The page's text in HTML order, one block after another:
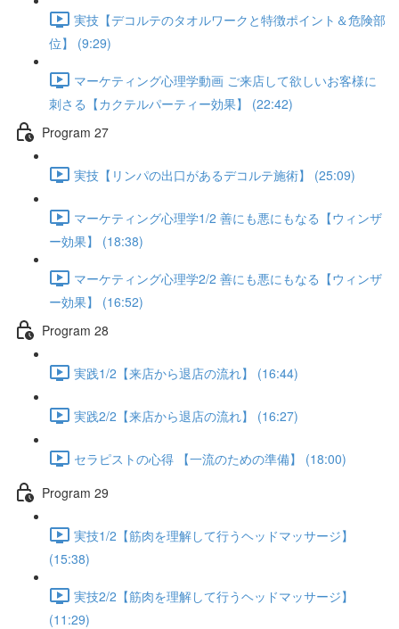
実技【デコルテのタオルワークと特徴ポイント＆危険部
位】 (9:29)
マーケティング心理学動画 ご来店して欲しいお客様に
刺さる【カクテルパーティー効果】 (22:42)
Program 27
実技【リンパの出口があるデコルテ施術】 (25:09)
マーケティング心理学1/2 善にも悪にもなる【ウィンザ
ー効果】 (18:38)
マーケティング心理学2/2 善にも悪にもなる【ウィンザ
ー効果】 (16:52)
Program 28
実践1/2【来店から退店の流れ】 (16:44)
実践2/2【来店から退店の流れ】 (16:27)
セラピストの心得 【一流のための準備】 (18:00)
Program 29
実技1/2【筋肉を理解して行うヘッドマッサージ】
(15:38)
実技2/2【筋肉を理解して行うヘッドマッサージ】
(11:29)